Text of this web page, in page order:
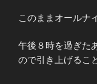
このままオールナ
午後８時を過ぎた
ので引き上げるこ